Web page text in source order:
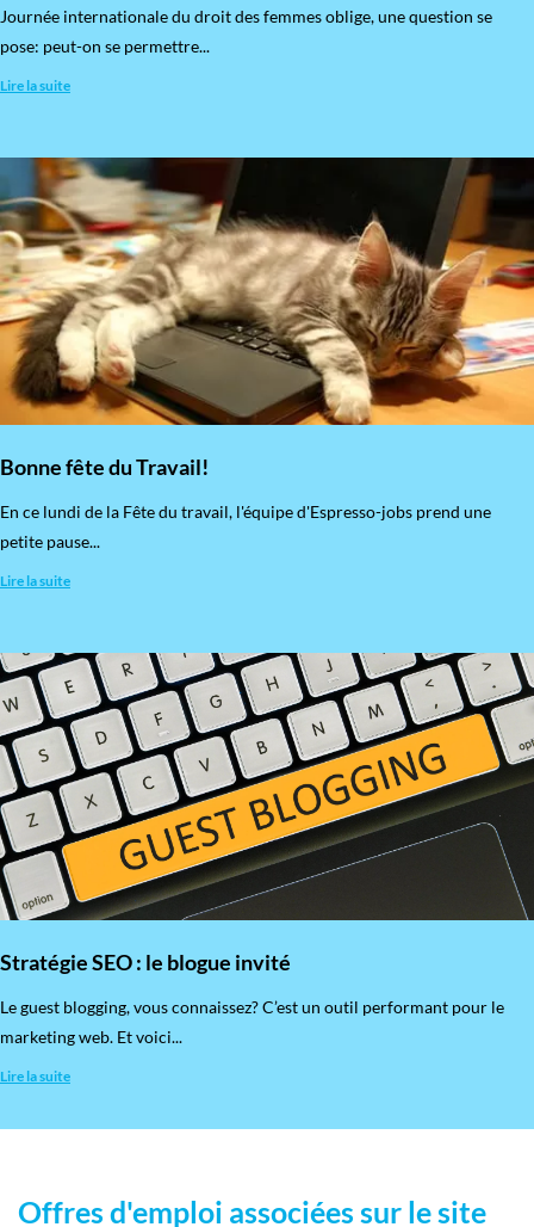
​Journée internationale du droit des femmes oblige, une question se
pose: peut-on se permettre...
Lire la suite
Bonne fête du Travail!
En ce lundi de la Fête du travail, l'équipe d'Espresso-jobs prend une
petite pause...
Lire la suite
Stratégie SEO : le blogue invité
​Le guest blogging, vous connaissez? C’est un outil performant pour le
marketing web. Et voici...
Lire la suite
Offres d'emploi associées sur le site